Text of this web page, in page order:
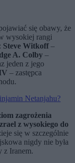
się obawy, że
wysokiej rangi
Steve Witkoff–
A. Colby –
jeden z jego
– zastępca
Netanjahu?
zagrożenia
z wysokiego do
się w szczególnie
nigdy nie była
z Iranem.